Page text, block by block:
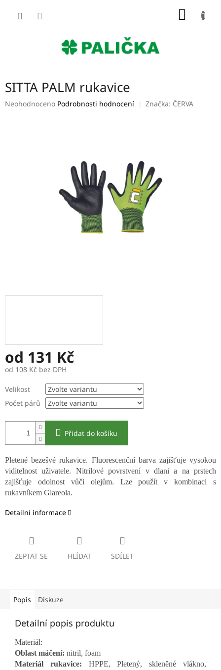
SITTA PALM rukavice
Průměrné
Neohodnoceno Podrobnosti hodnocení Značka: ČERVA
od 131 Kč
od 108 Kč bez DPH
cena:
Velikost
Počet párů
Přidat do košíku
Pletené bezešvé rukavice. Fluorescenční barva zajišťuje vysokou
viditelnost uživatele. Nitrilové povrstvení v dlani a na prstech
zajišťuje odolnost vůči olejům. Lze použít v kombinaci s
rukavníkem Glareola.
Detailní informace
ZEPTAT SE HLÍDAT SDÍLET
Popis Diskuze
Detailní popis produktu
Materiál:
Oblast máčení: nitril, foam
Materiál rukavice: HPPE, Pletený, skleněné vlákno,